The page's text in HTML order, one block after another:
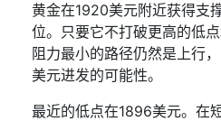
黄金在1920美元附近获得支
位。只要它不打破更高的低
阻力最小的路径仍然是上行
美元进发的可能性。
最近的低点在1896美元。在